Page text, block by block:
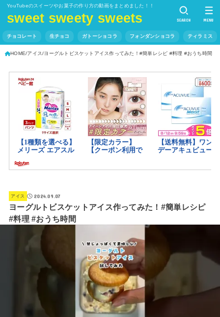
YouTubeのスイーツやお菓子の作り方の動画をまとめました！！
sweet sweety sweets
チョコレート 生チョコ ガトーショコラ フォンダンショコラ ティラミス
SEARCH MENU
HOME アイス ヨーグルトビスケットアイス作ってみた！#簡単レシピ #料理 #おうち時間
アイス 2024.09.07
ヨーグルトビスケットアイス作ってみた！#簡単レシピ
#料理 #おうち時間